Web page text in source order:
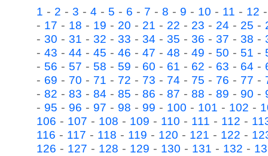
1 - 2 - 3 - 4 - 5 - 6 - 7 - 8 - 9 - 10 - 11 - 12
- 17 - 18 - 19 - 20 - 21 - 22 - 23 - 24 - 25 -
- 30 - 31 - 32 - 33 - 34 - 35 - 36 - 37 - 38 -
- 43 - 44 - 45 - 46 - 47 - 48 - 49 - 50 - 51 -
- 56 - 57 - 58 - 59 - 60 - 61 - 62 - 63 - 64 -
- 69 - 70 - 71 - 72 - 73 - 74 - 75 - 76 - 77 -
- 82 - 83 - 84 - 85 - 86 - 87 - 88 - 89 - 90 -
- 95 - 96 - 97 - 98 - 99 - 100 - 101 - 102 -
106 - 107 - 108 - 109 - 110 - 111 - 112 -
116 - 117 - 118 - 119 - 120 - 121 - 122 -
126 - 127 - 128 - 129 - 130 - 131 - 132 -